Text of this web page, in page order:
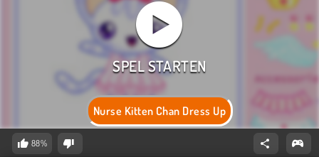
Nurse Kitten Chan Dress Up
88%